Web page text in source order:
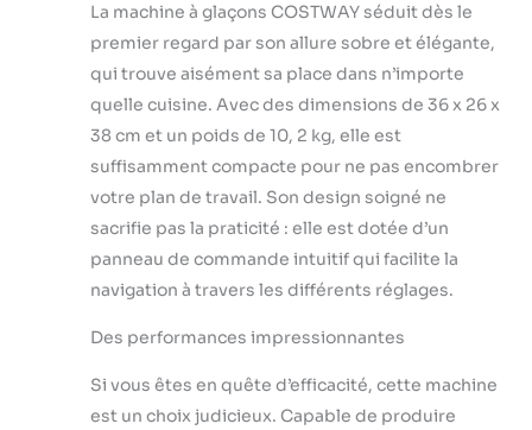
réservoir de 3,2 litres.
Fabriqué en acier
inoxydable, cet
suffisamment
résistant pour
accueillir des
bonbonnes d'eau de 5
litres maximum. De
plus, l'ouverture est
munie d'un couvercle
pour la protéger de la
【Machine à glaçons à
Cette machine à
glaçons produit 24
La machine à glaçons COSTWAY séduit dès le
premier regard par son allure sobre et élégante,
qui trouve aisément sa place dans n’importe
quelle cuisine. Avec des dimensions de 36 x 26 x
38 cm et un poids de 10, 2 kg, elle est
suffisamment compacte pour ne pas encombrer
votre plan de travail. Son design soigné ne
sacrifie pas la praticité : elle est dotée d’un
panneau de commande intuitif qui facilite la
navigation à travers les différents réglages.
Des performances impressionnantes
Si vous êtes en quête d’efficacité, cette machine
est un choix judicieux. Capable de produire